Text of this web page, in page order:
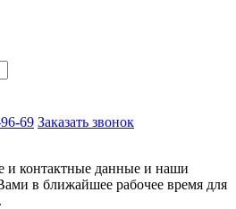
69 Заказать звонок
и контактные данные и наши
в ближайшее рабочее время для